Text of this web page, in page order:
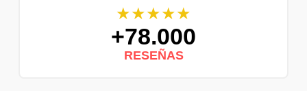
★★★★★
+78.000
RESEÑAS